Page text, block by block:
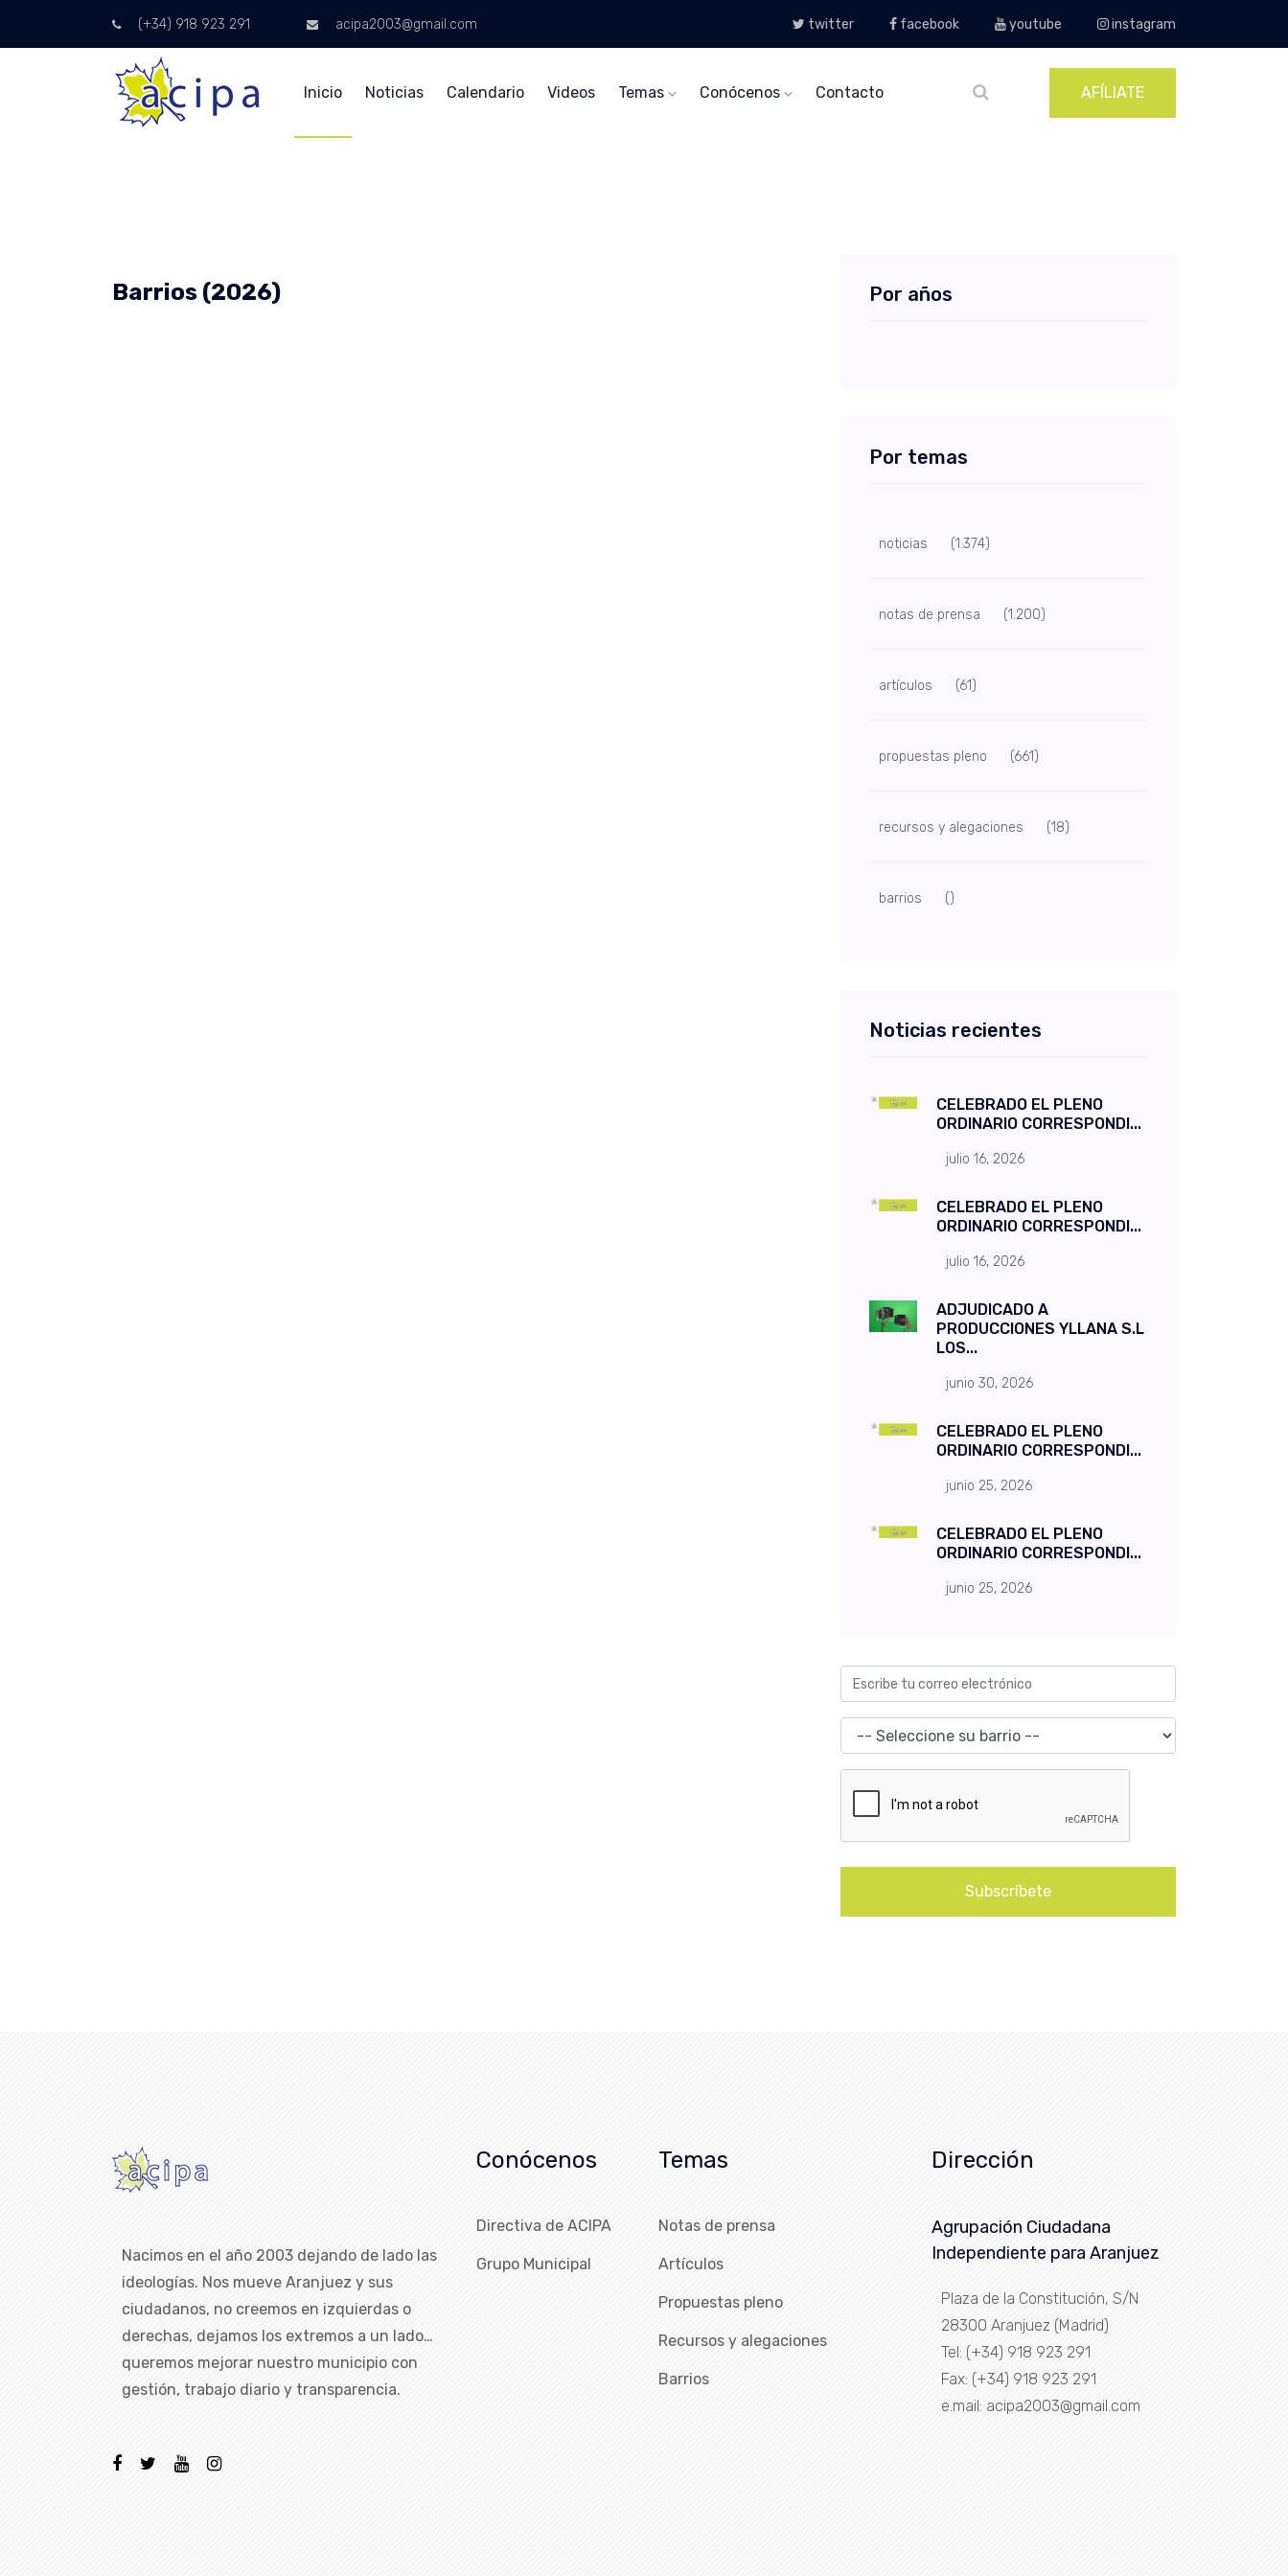
(+34) 918 923 291 acipa2003@gmail.com twitter facebook youtube instagram
Inicio Noticias Calendario Videos Temas Conócenos Contacto AFÍLIATE
Barrios (2026) Por años
Por temas
noticias (1.374)
notas de prensa (1.200)
artículos (61)
propuestas pleno (661)
recursos y alegaciones (18)
barrios ()
Noticias recientes
CELEBRADO EL PLENO
ORDINARIO CORRESPONDI...
julio 16, 2026
CELEBRADO EL PLENO
ORDINARIO CORRESPONDI...
julio 16, 2026
ADJUDICADO A
PRODUCCIONES YLLANA S.L
LOS...
junio 30, 2026
CELEBRADO EL PLENO
ORDINARIO CORRESPONDI...
junio 25, 2026
CELEBRADO EL PLENO
ORDINARIO CORRESPONDI...
junio 25, 2026
Subscríbete
Nacimos en el año 2003 dejando de lado las
ideologías. Nos mueve Aranjuez y sus
ciudadanos, no creemos en izquierdas o
derechas, dejamos los extremos a un lado…
queremos mejorar nuestro municipio con
gestión, trabajo diario y transparencia.
Conócenos
Directiva de ACIPA
Grupo Municipal
Temas
Notas de prensa
Artículos
Propuestas pleno
Recursos y alegaciones
Barrios
Dirección
Agrupación Ciudadana
Independiente para Aranjuez
Plaza de la Constitución, S/N
28300 Aranjuez (Madrid)
Tel: (+34) 918 923 291
Fax: (+34) 918 923 291
e.mail: acipa2003@gmail.com